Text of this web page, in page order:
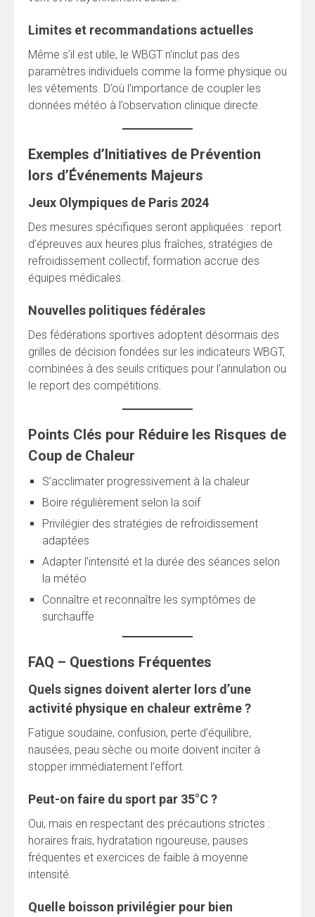
Limites et recommandations actuelles
Même s’il est utile, le WBGT n’inclut pas des
paramètres individuels comme la forme physique ou
les vêtements. D’où l’importance de coupler les
données météo à l’observation clinique directe.
Exemples d’Initiatives de Prévention
lors d’Événements Majeurs
Jeux Olympiques de Paris 2024
Des mesures spécifiques seront appliquées : report
d’épreuves aux heures plus fraîches, stratégies de
refroidissement collectif, formation accrue des
équipes médicales.
Nouvelles politiques fédérales
Des fédérations sportives adoptent désormais des
grilles de décision fondées sur les indicateurs WBGT,
combinées à des seuils critiques pour l’annulation ou
le report des compétitions.
Points Clés pour Réduire les Risques de
Coup de Chaleur
S’acclimater progressivement à la chaleur
Boire régulièrement selon la soif
Privilégier des stratégies de refroidissement
adaptées
Adapter l’intensité et la durée des séances selon
la météo
Connaître et reconnaître les symptômes de
surchauffe
FAQ – Questions Fréquentes
Quels signes doivent alerter lors d’une
activité physique en chaleur extrême ?
Fatigue soudaine, confusion, perte d’équilibre,
nausées, peau sèche ou moite doivent inciter à
stopper immédiatement l’effort.
Peut-on faire du sport par 35°C ?
Oui, mais en respectant des précautions strictes :
horaires frais, hydratation rigoureuse, pauses
fréquentes et exercices de faible à moyenne
intensité.
Quelle boisson privilégier pour bien